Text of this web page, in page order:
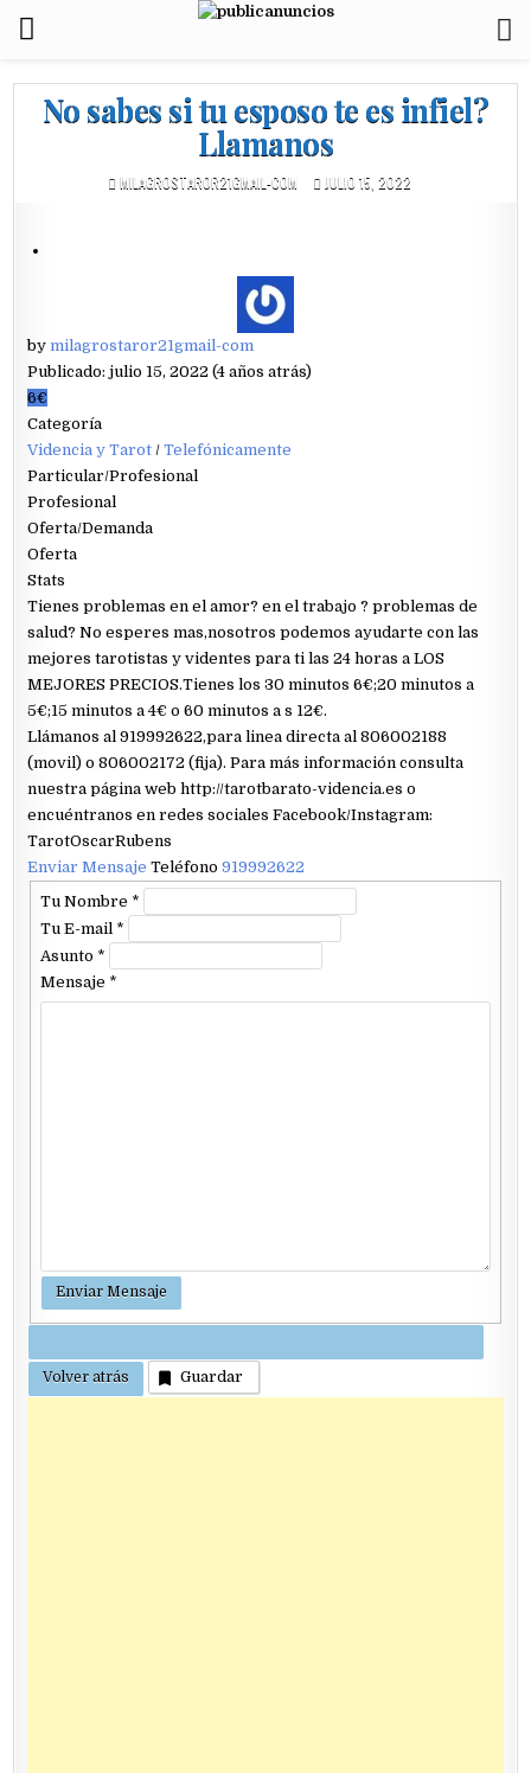
No sabes si tu esposo te es infiel?
Llamanos
MILAGROSTAROR21GMAIL-COM JULIO 15, 2022
bymilagrostaror21gmail-com
Publicado: julio 15, 2022 (4 años atrás)
6€
Categoría
Videncia y Tarot /Telefónicamente
Particular/Profesional
Profesional
Oferta/Demanda
Oferta
Stats
Tienes problemas en el amor? en el trabajo ? problemas de
salud? No esperes mas,nosotros podemos ayudarte con las
mejores tarotistas y videntes para ti las 24 horas a LOS
MEJORES PRECIOS.Tienes los 30 minutos 6€;20 minutos a
5€;15 minutos a 4€ o 60 minutos a s 12€.
Llámanos al 919992622,para linea directa al 806002188
(movil) o 806002172 (fija). Para más información consulta
nuestra página web http://tarotbarato-videncia.es o
encuéntranos en redes sociales Facebook/Instagram:
TarotOscarRubens
Enviar MensajeTeléfono919992622
Tu Nombre *
Tu E-mail *
Asunto *
Mensaje *
Guardar